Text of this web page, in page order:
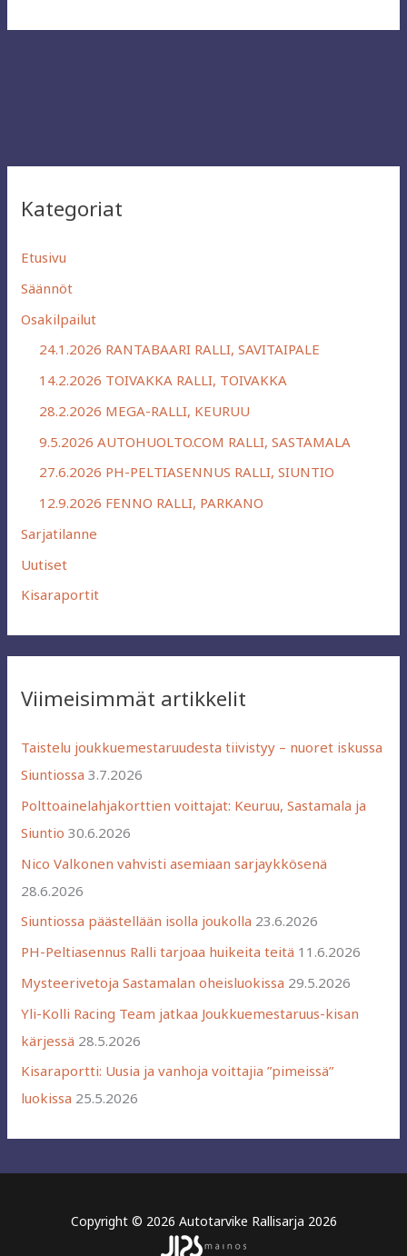
Kategoriat
Etusivu
Säännöt
Osakilpailut
24.1.2026 RANTABAARI RALLI, SAVITAIPALE
14.2.2026 TOIVAKKA RALLI, TOIVAKKA
28.2.2026 MEGA-RALLI, KEURUU
9.5.2026 AUTOHUOLTO.COM RALLI, SASTAMALA
27.6.2026 PH-PELTIASENNUS RALLI, SIUNTIO
12.9.2026 FENNO RALLI, PARKANO
Sarjatilanne
Uutiset
Kisaraportit
Viimeisimmät artikkelit
Taistelu joukkuemestaruudesta tiivistyy – nuoret iskussa
Siuntiossa 3.7.2026
Polttoainelahjakorttien voittajat: Keuruu, Sastamala ja
Siuntio 30.6.2026
Nico Valkonen vahvisti asemiaan sarjaykkösenä
28.6.2026
Siuntiossa päästellään isolla joukolla 23.6.2026
PH-Peltiasennus Ralli tarjoaa huikeita teitä 11.6.2026
Mysteerivetoja Sastamalan oheisluokissa 29.5.2026
Yli-Kolli Racing Team jatkaa Joukkuemestaruus-kisan
kärjessä 28.5.2026
Kisaraportti: Uusia ja vanhoja voittajia ”pimeissä”
luokissa 25.5.2026
Copyright © 2026 Autotarvike Rallisarja 2026